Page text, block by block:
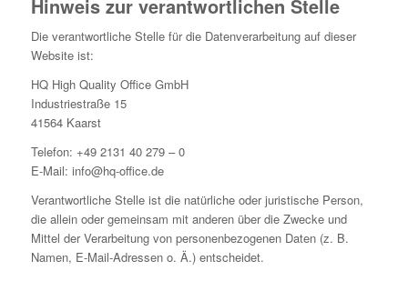
Hinweis zur verantwortlichen Stelle
Die verantwortliche Stelle für die Datenverarbeitung auf dieser
Website ist:
HQ High Quality Office GmbH
Industriestraße 15
41564 Kaarst
Telefon: +49 2131 40 279 – 0
E-Mail: info@hq-office.de
Verantwortliche Stelle ist die natürliche oder juristische Person,
die allein oder gemeinsam mit anderen über die Zwecke und
Mittel der Verarbeitung von personenbezogenen Daten (z. B.
Namen, E-Mail-Adressen o. Ä.) entscheidet.